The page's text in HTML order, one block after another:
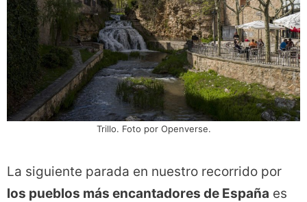
Trillo. Foto por Openverse.
La siguiente parada en nuestro recorrido por
los pueblos más encantadores de España es